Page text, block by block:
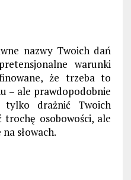
nazwy Twoich dań
warunki
że trzeba to
– ale prawdopodobnie
tylko drażnić Twoich
osobowości, ale
słowach.